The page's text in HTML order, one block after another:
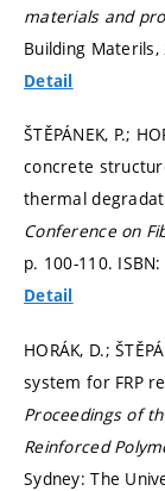
materials and
Building Materils,
Detail
ŠTĚPÁNEK, P.;
concrete
thermal
Conference on
p. 100-110.
Detail
HORÁK, D.;
system for FRP
Proceedings of
Reinforced
Sydney: The